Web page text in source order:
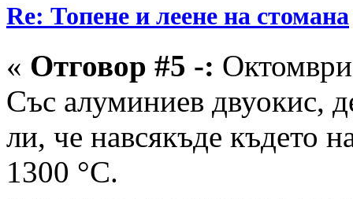
Re: Топене и леене на стомана
« Отговор #5 -:
Със алуминиев двуокис,
ли, че навсякъде където
1300 °C.